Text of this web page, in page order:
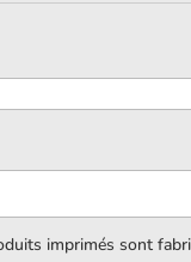
imprimés sont